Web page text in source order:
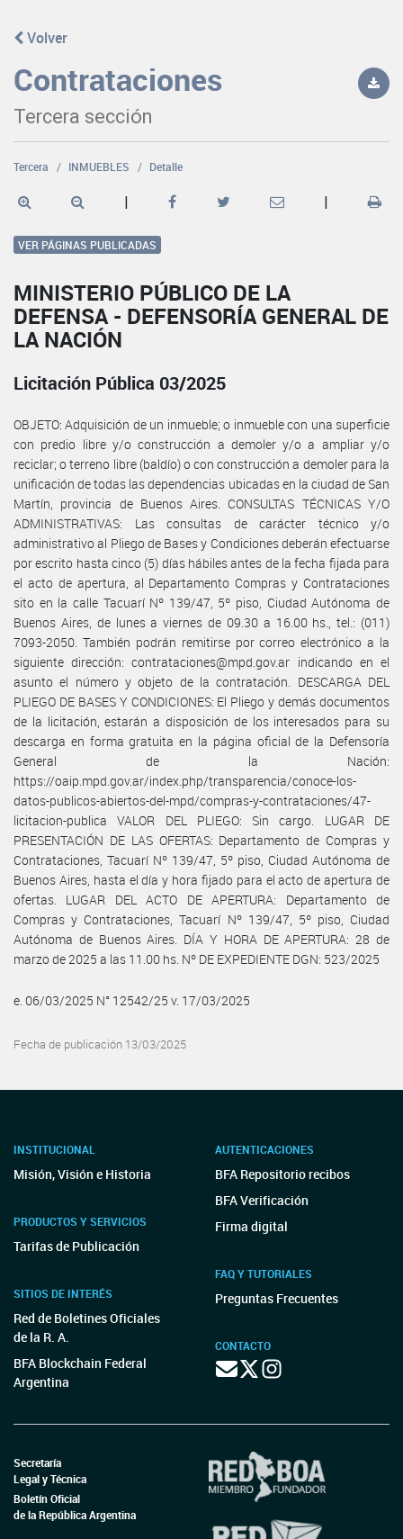
Volver
Contrataciones
Tercera sección
Tercera INMUEBLES Detalle
| |
VER PÁGINAS PUBLICADAS
MINISTERIO PÚBLICO DE LA
DEFENSA - DEFENSORÍA GENERAL DE
LA NACIÓN
Licitación Pública 03/2025
OBJETO: Adquisición de un inmueble; o inmueble con una superficie
con predio libre y/o construcción a demoler y/o a ampliar y/o
reciclar; o terreno libre (baldío) o con construcción a demoler para la
unificación de todas las dependencias ubicadas en la ciudad de San
Martín, provincia de Buenos Aires. CONSULTAS TÉCNICAS Y/O
ADMINISTRATIVAS: Las consultas de carácter técnico y/o
administrativo al Pliego de Bases y Condiciones deberán efectuarse
por escrito hasta cinco (5) días hábiles antes de la fecha fijada para
el acto de apertura, al Departamento Compras y Contrataciones
sito en la calle Tacuarí Nº 139/47, 5º piso, Ciudad Autónoma de
Buenos Aires, de lunes a viernes de 09.30 a 16.00 hs., tel.: (011)
7093-2050. También podrán remitirse por correo electrónico a la
siguiente dirección: contrataciones@mpd.gov.ar indicando en el
asunto el número y objeto de la contratación. DESCARGA DEL
PLIEGO DE BASES Y CONDICIONES: El Pliego y demás documentos
de la licitación, estarán a disposición de los interesados para su
descarga en forma gratuita en la página oficial de la Defensoría
General de la Nación:
https://oaip.mpd.gov.ar/index.php/transparencia/conoce-los-
datos-publicos-abiertos-del-mpd/compras-y-contrataciones/47-
licitacion-publica VALOR DEL PLIEGO: Sin cargo. LUGAR DE
PRESENTACIÓN DE LAS OFERTAS: Departamento de Compras y
Contrataciones, Tacuarí Nº 139/47, 5º piso, Ciudad Autónoma de
Buenos Aires, hasta el día y hora fijado para el acto de apertura de
ofertas. LUGAR DEL ACTO DE APERTURA: Departamento de
Compras y Contrataciones, Tacuarí Nº 139/47, 5º piso, Ciudad
Autónoma de Buenos Aires. DÍA Y HORA DE APERTURA: 28 de
marzo de 2025 a las 11.00 hs. Nº DE EXPEDIENTE DGN: 523/2025
e. 06/03/2025 N° 12542/25 v. 17/03/2025
Fecha de publicación 13/03/2025
INSTITUCIONAL
Misión, Visión e Historia
PRODUCTOS Y SERVICIOS
Tarifas de Publicación
SITIOS DE INTERÉS
Red de Boletines Oficiales
de la R. A.
BFA Blockchain Federal
Argentina
AUTENTICACIONES
BFA Repositorio recibos
BFA Verificación
Firma digital
FAQ Y TUTORIALES
Preguntas Frecuentes
CONTACTO
Secretaría
Legal y Técnica
Boletín Oficial
de la República Argentina